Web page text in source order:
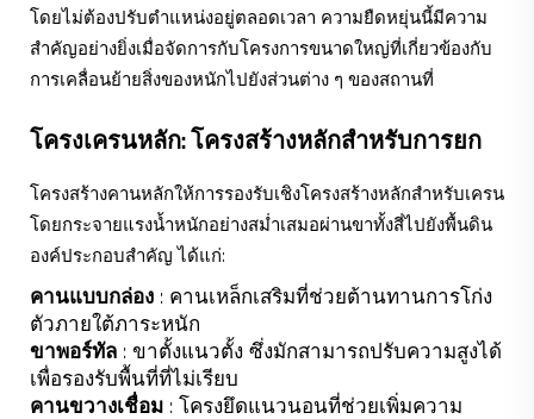
โดยไม่ต้องปรับตำแหน่งอยู่ตลอดเวลา ความยืดหยุ่นนี้มีความ
สำคัญอย่างยิ่งเมื่อจัดการกับโครงการขนาดใหญ่ที่เกี่ยวข้องกับ
การเคลื่อนย้ายสิ่งของหนักไปยังส่วนต่าง ๆ ของสถานที่
โครงเครนหลัก: โครงสร้างหลักสำหรับการยก
โครงสร้างคานหลักให้การรองรับเชิงโครงสร้างหลักสำหรับเครน
โดยกระจายแรงน้ำหนักอย่างสม่ำเสมอผ่านขาทั้งสี่ไปยังพื้นดิน
องค์ประกอบสำคัญ ได้แก่:
คานแบบกล่อง : คานเหล็กเสริมที่ช่วยต้านทานการโก่ง
ตัวภายใต้ภาระหนัก
ขาพอร์ทัล : ขาตั้งแนวตั้ง ซึ่งมักสามารถปรับความสูงได้
เพื่อรองรับพื้นที่ที่ไม่เรียบ
คานขวางเชื่อม : โครงยึดแนวนอนที่ช่วยเพิ่มความ